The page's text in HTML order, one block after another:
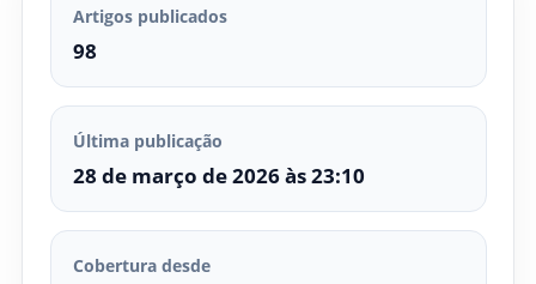
Artigos publicados
98
Última publicação
28 de março de 2026 às 23:10
Cobertura desde